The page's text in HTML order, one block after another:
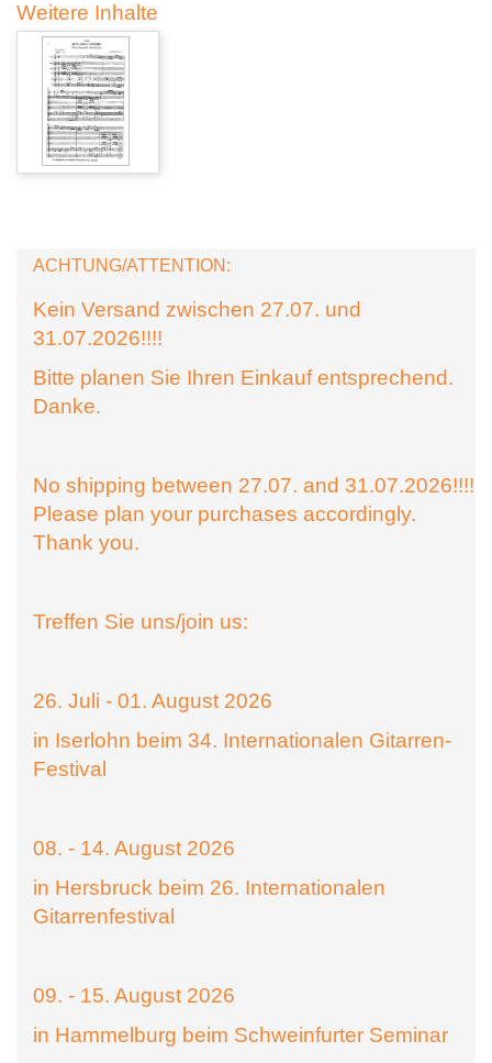
Weitere Inhalte
ACHTUNG/ATTENTION:
Kein Versand zwischen 27.07. und
31.07.2026!!!!
Bitte planen Sie Ihren Einkauf entsprechend.
Danke.
No shipping between 27.07. and 31.07.2026!!!!
Please plan your purchases accordingly.
Thank you.
Treffen Sie uns/join us:
26. Juli - 01. August 2026
in Iserlohn beim 34. Internationalen Gitarren-
Festival
08. - 14. August 2026
in Hersbruck beim 26. Internationalen
Gitarrenfestival
09. - 15. August 2026
in Hammelburg beim Schweinfurter Seminar